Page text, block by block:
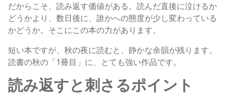
だからこそ、読み返す価値がある。読んだ直後に泣けるか
どうかより、数日後に、誰かへの態度が少し変わっている
かどうか。そこにこの本の力があります。
短い本ですが、秋の夜に読むと、静かな余韻が残ります。
読書の秋の「1冊目」に、とても強い作品です。
読み返すと刺さるポイント